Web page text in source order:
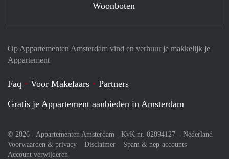
Op Appartementen Amsterdam vind en verhuur je makkelijk je
Appartement
Faq Voor Makelaars
Partners
Gratis je Appartement aanbieden in Amsterdam
© 2026 - Appartementen Amsterdam - KvK nr. 02094127 – Nederland
Voorwaarden & privacy
Disclaimer
Spam & nep-accounts
Account verwijderen
Woonboten